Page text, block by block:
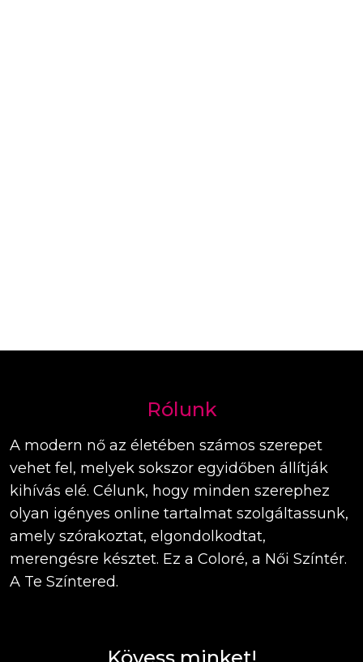
Rólunk
A modern nő az életében számos szerepet
vehet fel, melyek sokszor egyidőben állítják
kihívás elé. Célunk, hogy minden szerephez
olyan igényes online tartalmat szolgáltassunk,
amely szórakoztat, elgondolkodtat,
merengésre késztet. Ez a Coloré, a Női Színtér.
A Te Színtered.